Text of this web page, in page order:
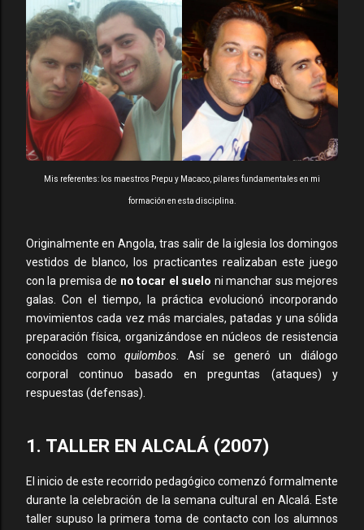
Mis referentes: los maestros Prepu y Macaco, pilares fundamentales en mi
formación en esta disciplina.
Originalmente en Angola, tras salir de la iglesia los domingos
vestidos de blanco, los practicantes realizaban este juego
con la premisa de no tocar el suelo ni manchar sus mejores
galas. Con el tiempo, la práctica evolucionó incorporando
movimientos cada vez más marciales, patadas y una sólida
preparación física, organizándose en núcleos de resistencia
conocidos comoquilombos . Así se generó un diálogo
corporal continuo basado en preguntas (ataques) y
respuestas (defensas).
1. TALLER EN ALCALÁ (2007)
El inicio de este recorrido pedagógico comenzó formalmente
durante la celebración de la semana cultural en Alcalá. Este
taller supuso la primera toma de contacto con los alumnos